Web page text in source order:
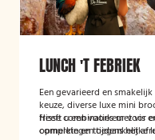
LUNCH 'T FEBRIEK
Een gevarieerd en
keuze, diverse luxe mini
frisse combinaties met vis
complete en toegankelijke
Heeft u een voorkeur voor
opmerkingen tijdens het